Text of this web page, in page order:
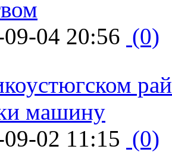
04 20:56 (0)
машину
02 11:15 (0)